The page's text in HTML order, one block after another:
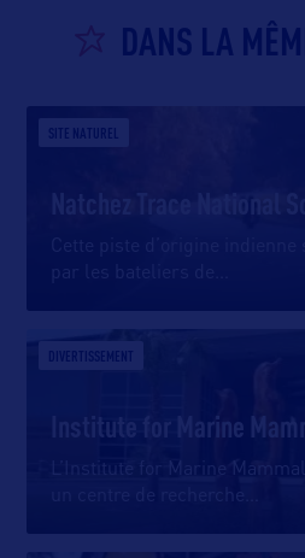
DANS LA
SITE NATUREL
DIVERTISSEMENT
Institute for Marine
L’Institute for Marine
un centre de recherche